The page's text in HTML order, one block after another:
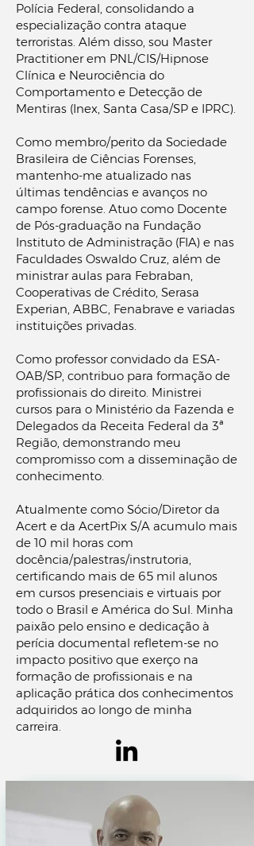
Polícia Federal, consolidando a
especialização contra ataque
terroristas. Além disso, sou Master
Practitioner em PNL/CIS/Hipnose
Clínica e Neurociência do
Comportamento e Detecção de
Mentiras (Inex, Santa Casa/SP e IPRC).
Como membro/perito da Sociedade
Brasileira de Ciências Forenses,
mantenho-me atualizado nas
últimas tendências e avanços no
campo forense. Atuo como Docente
de Pós-graduação na Fundação
Instituto de Administração (FIA) e nas
Faculdades Oswaldo Cruz, além de
ministrar aulas para Febraban,
Cooperativas de Crédito, Serasa
Experian, ABBC, Fenabrave e variadas
instituições privadas.
Como professor convidado da ESA-
OAB/SP, contribuo para formação de
profissionais do direito. Ministrei
cursos para o Ministério da Fazenda e
Delegados da Receita Federal da 3ª
Região, demonstrando meu
compromisso com a disseminação de
conhecimento.
Atualmente como Sócio/Diretor da
Acert e da AcertPix S/A acumulo mais
de 10 mil horas com
docência/palestras/instrutoria,
certificando mais de 65 mil alunos
em cursos presenciais e virtuais por
todo o Brasil e América do Sul. Minha
paixão pelo ensino e dedicação à
perícia documental refletem-se no
impacto positivo que exerço na
formação de profissionais e na
aplicação prática dos conhecimentos
adquiridos ao longo de minha
carreira.